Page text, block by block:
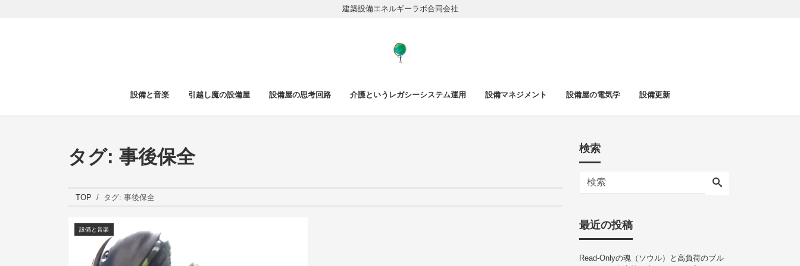
建築設備エネルギーラボ合同会社
設備と音楽 引越し魔の設備屋 設備屋の思考回路 介護というレガシーシステム運用 設備マネジメント 設備屋の電気学 設備更新
タグ: 事後保全
TOP タグ: 事後保全
設備と音楽
検索
最近の投稿
Read-Onlyの魂（ソウル）と高負荷のブル